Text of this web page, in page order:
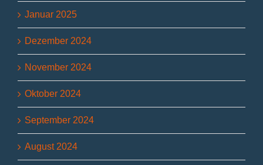
Januar 2025
Dezember 2024
November 2024
Oktober 2024
September 2024
August 2024